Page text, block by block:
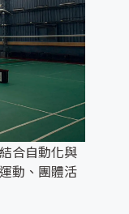
合自動化與
動、團體活